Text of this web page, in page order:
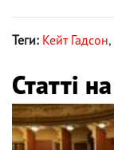
Теги: Кейт Гадсон,
Статті